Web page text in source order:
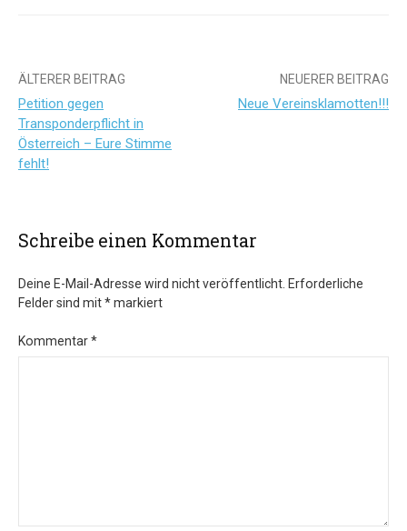
Beitrags-
Navigation
ÄLTERER BEITRAG
Petition gegen
Transponderpflicht in
Österreich – Eure Stimme
fehlt!
NEUERER BEITRAG
Neue Vereinsklamotten!!!
Schreibe einen Kommentar
Deine E-Mail-Adresse wird nicht veröffentlicht. Erforderliche
Felder sind mit*markiert
Kommentar*